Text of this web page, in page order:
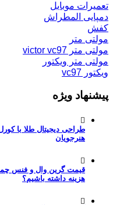
تعمیرات موبایل
دمپایی المطراش
کفش
مولتی متر
مولتی متر victor vc97
مولتی متر ویکتور
ویکتور vc97
پیشنهاد ویژه
طراحی دیجیتال طلا با
هنرجویان
قیمت گرین وال و فنس
هزینه داشته باشیم؟